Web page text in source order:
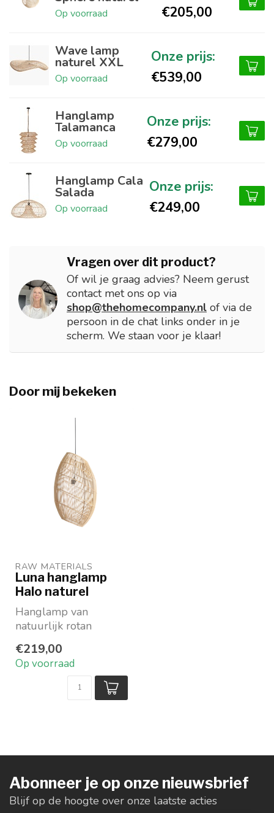
Op voorraad €205,00
Wave lamp
naturel XXL
Op voorraad €539,00
Hanglamp
Talamanca
Op voorraad €279,00
Hanglamp Cala
Salada
Op voorraad €249,00
Vragen over dit product?
Of wil je graag advies? Neem gerust
contact met ons op via
shop@thehomecompany.nl of via de
persoon in de chat links onder in je
scherm. We staan voor je klaar!
Door mij bekeken
RAW MATERIALS
Luna hanglamp
Halo naturel
Hanglamp van
natuurlijk rotan
gevlochten
In Speelse
asymmetrische...
€219,00
Op voorraad
Abonneer je op onze nieuwsbrief
Blijf op de hoogte over onze laatste acties